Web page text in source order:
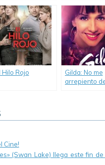
Hilo Rojo
Gilda: No me
arrepiento
Cine!
(Swan Lake) llega este fin